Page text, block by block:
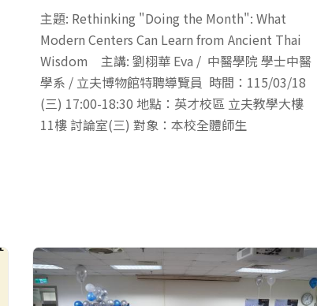
主題: Rethinking "Doing the Month": What
Modern Centers Can Learn from Ancient Thai
Wisdom 主講: 劉栩華 Eva / 中醫學院 學士中醫
學系 / 立夫博物館特聘導覽員 時間：115/03/18
(三) 17:00-18:30 地點：英才校區 立夫教學大樓
11樓 討論室(三) 對象：本校全體師生